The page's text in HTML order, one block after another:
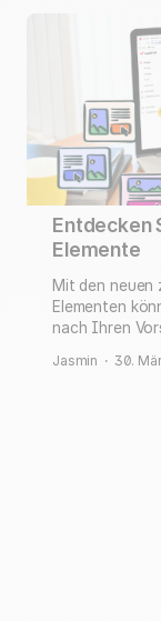
Entdecken
Elemente
Mit den neuen
Elementen
nach Ihren
Jasmin · 30.